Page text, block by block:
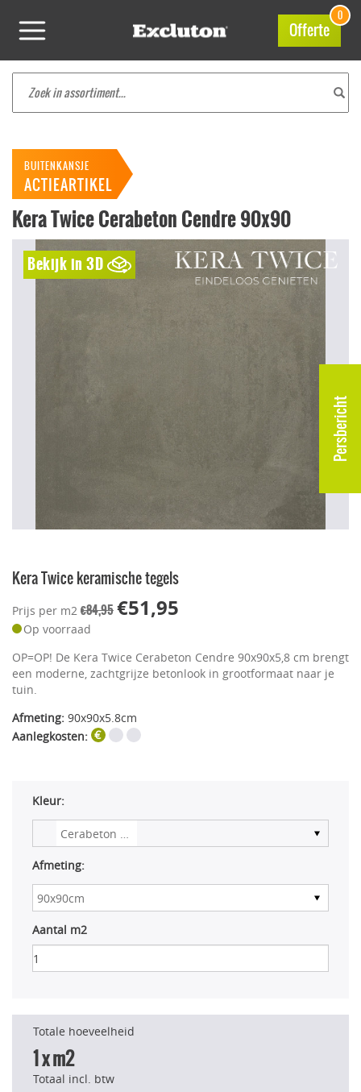
Persbericht
Offerte
0
BUITENKANSJE
ACTIEARTIKEL
Kera Twice Cerabeton Cendre 90x90
Bekijk in 3D
Kera Twice keramische tegels
Prijs per m2 €84,95€51,95
Op voorraad
OP=OP! De Kera Twice Cerabeton Cendre 90x90x5,8 cm brengt
een moderne, zachtgrijze betonlook in grootformaat naar je
tuin.
Afmeting: 90x90x5.8cm
Aanlegkosten:
Kleur:
Afmeting:
Aantal m2
Totale hoeveelheid
1x m2
Totaal incl. btw